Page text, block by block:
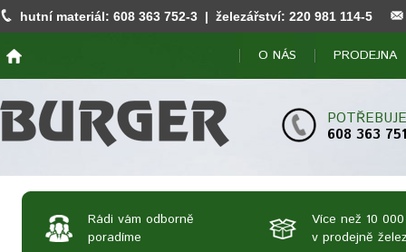
hutní materiál: 608 363 752-3 | železářství: 220 981 114-5
O NÁS PRODEJNA
608 363 751
Rádi vám odborně
poradíme
Více než 10
v prodejně